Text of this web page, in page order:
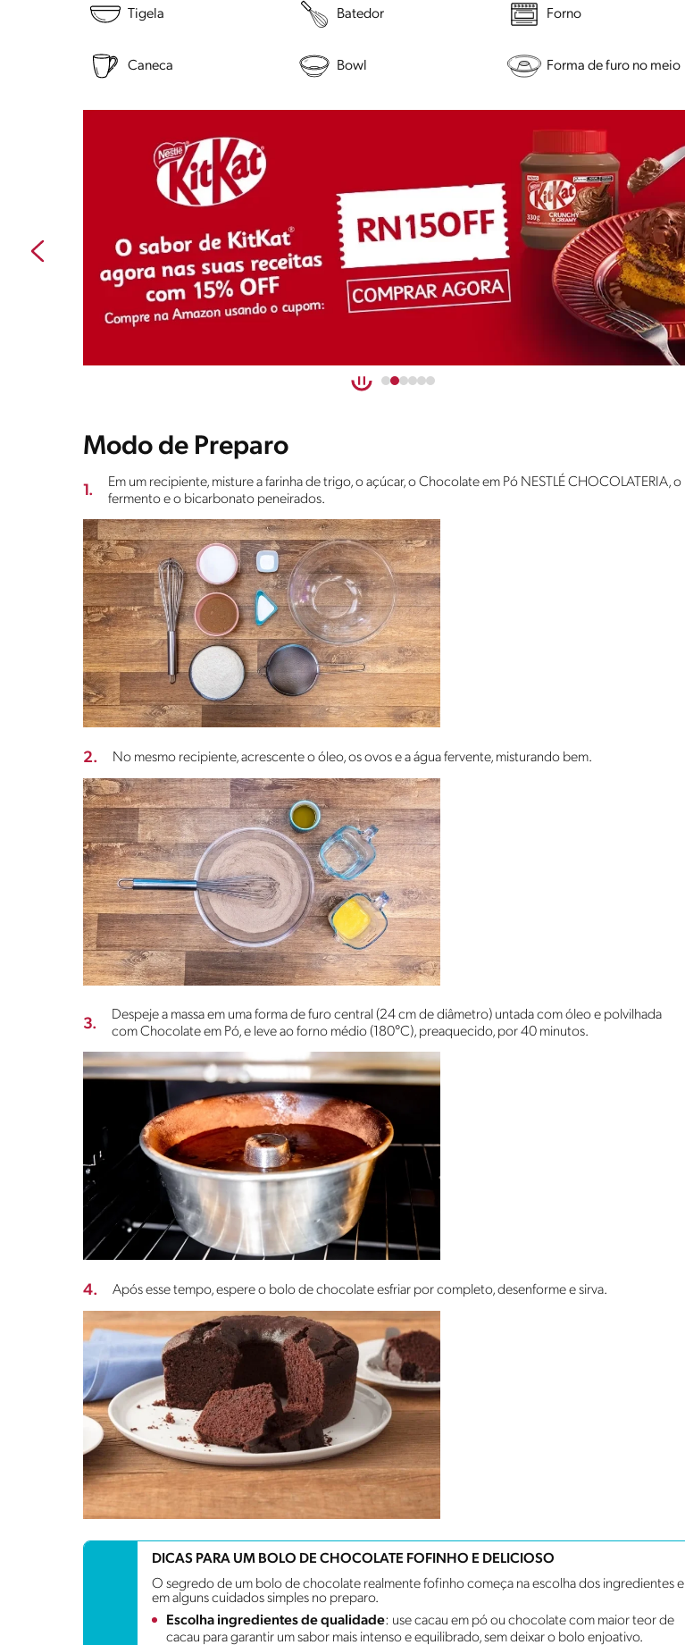
Tigela Batedor Forno
Caneca Bowl Forma de furo no meio
Modo de Preparo
1.
Em um recipiente, misture a farinha de trigo, o açúcar, o Chocolate em Pó NESTLÉ CHOCOLATERIA, o
fermento e o bicarbonato peneirados.
2. No mesmo recipiente, acrescente o óleo, os ovos e a água fervente, misturando bem.
3.
Despeje a massa em uma forma de furo central (24 cm de diâmetro) untada com óleo e polvilhada
com Chocolate em Pó, e leve ao forno médio (180°C), preaquecido, por 40 minutos.
4. Após esse tempo, espere o bolo de chocolate esfriar por completo, desenforme e sirva.
DICAS PARA UM BOLO DE CHOCOLATE FOFINHO E DELICIOSO
O segredo de um bolo de chocolate realmente fofinho começa na escolha dos ingredientes e
em alguns cuidados simples no preparo.
Escolha ingredientes de qualidade: use cacau em pó ou chocolate com maior teor de
cacau para garantir um sabor mais intenso e equilibrado, sem deixar o bolo enjoativo.